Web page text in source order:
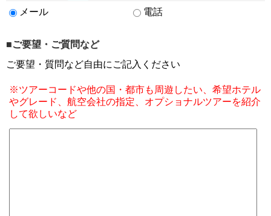
メール 電話
■ご要望・ご質問など
ご要望・質問など自由にご記入ください
※ツアーコードや他の国・都市も周遊したい、希望ホテル
やグレード、航空会社の指定、オプショナルツアーを紹介
して欲しいなど